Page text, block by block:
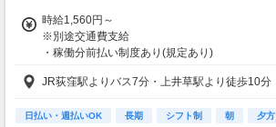
時給1,560円～
※別途交通費支給
・稼働分前払い制度あり(規定あり)
JR荻窪駅よりバス7分・上井草駅より徒歩10分
日払い・週払いOK 長期 シフト制 朝 夕方